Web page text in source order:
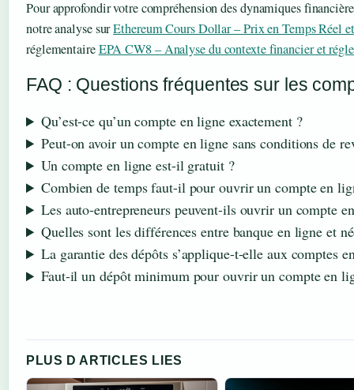
Pour approfondir votre compréhension des dynamiques
notre analyse surEthereum Cours Dollar – Prix en Temps Réel
réglementaireEPA CW8 – Analyse du contexte financier et
FAQ : Questions fréquentes sur les
Qu’est-ce qu’un compte en ligne exactement ?
Peut-on avoir un compte en ligne sans conditions de
Un compte en ligne est-il gratuit ?
Combien de temps faut-il pour ouvrir un compte en
Les auto-entrepreneurs peuvent-ils ouvrir un compte
Quelles sont les différences entre banque en ligne et
La garantie des dépôts s’applique-t-elle aux comptes
Faut-il un dépôt minimum pour ouvrir un compte en
PLUS D ARTICLES LIES